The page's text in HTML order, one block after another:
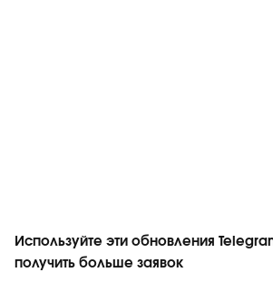
Используйте эти обновления
получить больше заявок